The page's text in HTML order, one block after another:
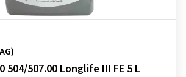
504/507.00 Longlife III FE 5 L